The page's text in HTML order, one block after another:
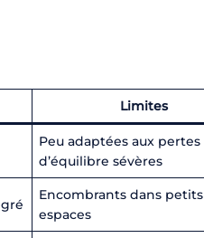
Limites
Peu adaptées aux pertes
d’équilibre sévères
Encombrants dans petits
espaces